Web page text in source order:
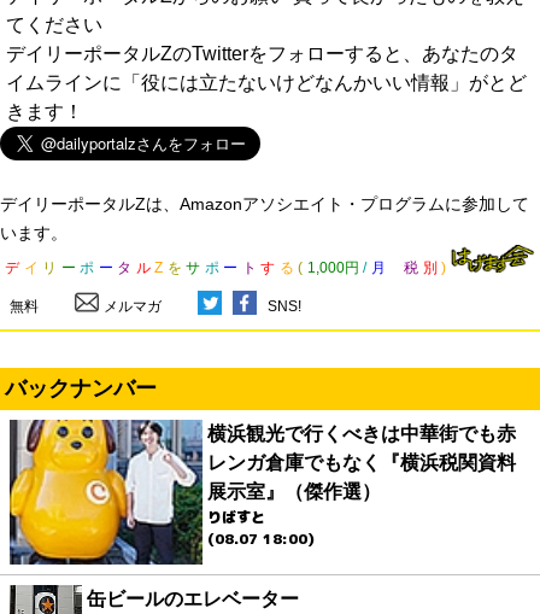
てください
デイリーポータルZのTwitterをフォローすると、あなたのタ
イムラインに「役には立たないけどなんかいい情報」がとど
きます！
デイリーポータルZは、Amazonアソシエイト・プログラムに参加して
います。
デ イ リ ー ポ ー タ ル Z を サ ポ ー ト す る ( 1,000円 / 月 税 別 )
無料 メルマガ SNS!
バックナンバー
横浜観光で行くべきは中華街でも赤
レンガ倉庫でもなく『横浜税関資料
展示室』（傑作選）
りばすと
(08.07 18:00)
缶ビールのエレベーター